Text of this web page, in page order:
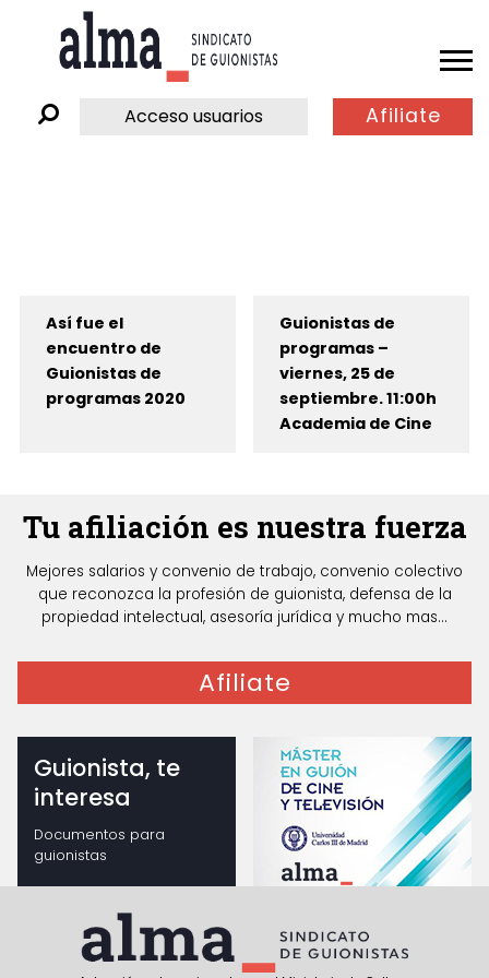
Acceso usuarios Afiliate
Así fue el
encuentro de
Guionistas de
programas 2020
Guionistas de
programas –
viernes, 25 de
septiembre. 11:00h
Academia de Cine
Tu afiliación es nuestra fuerza
Mejores salarios y convenio de trabajo, convenio colectivo
que reconozca la profesión de guionista, defensa de la
propiedad intelectual, asesoría jurídica y mucho mas...
Afiliate
Guionista, te
interesa
Documentos para
guionistas